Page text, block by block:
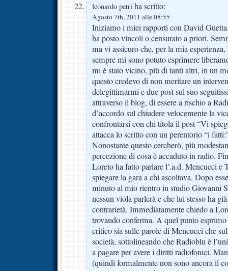
leonardo petri ha scritto:
Agosto 7th, 2011 alle 08:55
Iniziamo i miei rapporti con David
ha posto vincoli o censurato a priori.
ma vi assicuro che, per la mia
sempre mi sono potuto esprimere
mi è stato vicino, più di tanti altri, in un
questo credevo di non meritare un
delegittimarmi e due post sul suo
attraverso il blog, di essere a rischio a
d’accordo sul chiudere velocemente la
confrontarsi con chi titola il post “Vi
attacca lo scritto con un perentorio “i
Nonostante questo cercherò, più
percezione di cosa è accaduto in radio.
Loreto ha fatto parlare l’.a.d. Mencucci e
spiegare la gara a chi ascoltava. Dopo
minuto al mio rientro in studio Giovanni
nessun viola parlerà e che lui stesso ha
contrarietà. Immediatamente chiedo a
trovando conferma. A quel punto
critico sia sulle parole di Mencucci che
società, sottolineando che Radioblu è
a pagare per avere i diritti radiofonici.
(quindi formalmente non sono ancora il